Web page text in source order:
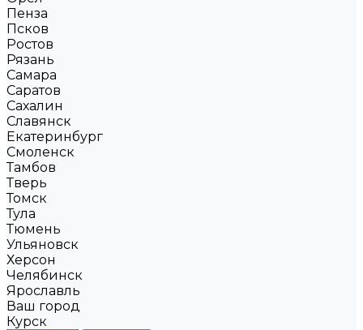
Пенза
Псков
Ростов
Рязань
Самара
Саратов
Сахалин
Славянск
Екатеринбург
Смоленск
Тамбов
Тверь
Томск
Тула
Тюмень
Ульяновск
Херсон
Челябинск
Ярославль
Ваш город
Курск